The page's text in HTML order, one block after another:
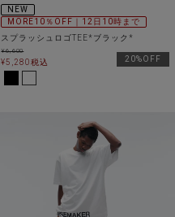
NEW
MORE10％OFF｜12日10時まで
スプラッシュロゴTEE*ブラック*
¥6,600
¥5,280税込 20%OFF